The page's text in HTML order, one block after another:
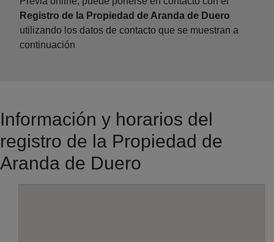
Registro de la Propiedad de Aranda de Duero
utilizando los datos de contacto que se muestran a
continuación
Información y horarios del
registro de la Propiedad de
Aranda de Duero